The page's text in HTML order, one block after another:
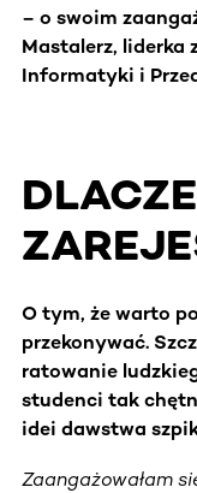
– o swoim
Mastalerz, liderka
Informatyki i
O tym, że warto
przekonywać.
ratowanie
studenci tak
idei dawstwa
Zaangażowałam